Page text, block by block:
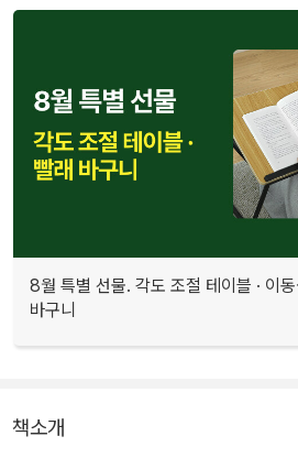
8월 특별 선물. 각도 조절 테이블 · 이동
바구니
책소개